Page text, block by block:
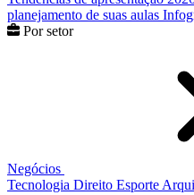
planejamento de suas aulas
Por setor
Negócios
Tecnologia Direito Esporte